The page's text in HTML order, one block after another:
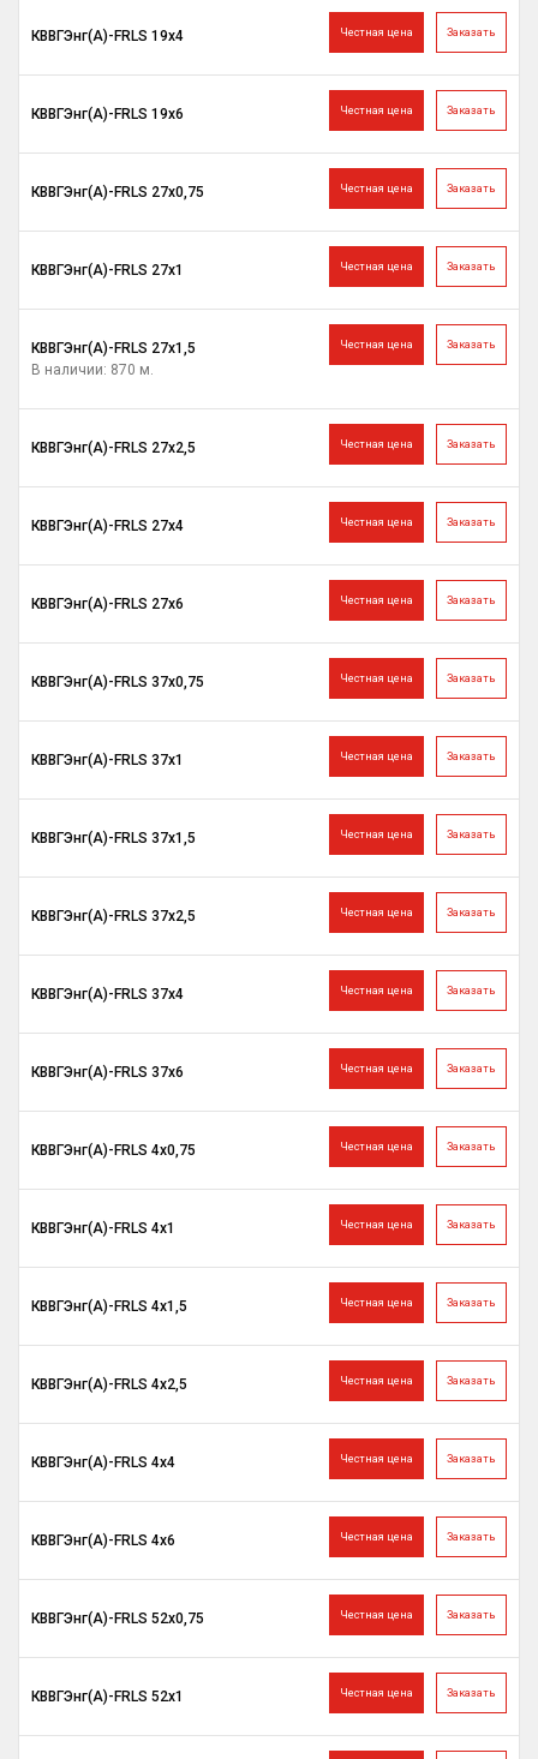
Заказать
Честная цена
КВВГЭнг(A)-FRLS 19х4
Заказать
Честная цена
КВВГЭнг(A)-FRLS 19х6
Заказать
Честная цена
КВВГЭнг(A)-FRLS 27х0,75
Заказать
Честная цена
КВВГЭнг(A)-FRLS 27х1
Заказать
Честная цена
КВВГЭнг(A)-FRLS 27х1,5
В наличии: 870 м.
Заказать
Честная цена
КВВГЭнг(A)-FRLS 27х2,5
Заказать
Честная цена
КВВГЭнг(A)-FRLS 27х4
Заказать
Честная цена
КВВГЭнг(A)-FRLS 27х6
Заказать
Честная цена
КВВГЭнг(A)-FRLS 37х0,75
Заказать
Честная цена
КВВГЭнг(A)-FRLS 37х1
Заказать
Честная цена
КВВГЭнг(A)-FRLS 37х1,5
Заказать
Честная цена
КВВГЭнг(A)-FRLS 37х2,5
Заказать
Честная цена
КВВГЭнг(A)-FRLS 37х4
Заказать
Честная цена
КВВГЭнг(A)-FRLS 37х6
Заказать
Честная цена
КВВГЭнг(A)-FRLS 4х0,75
Заказать
Честная цена
КВВГЭнг(A)-FRLS 4х1
Заказать
Честная цена
КВВГЭнг(A)-FRLS 4х1,5
Заказать
Честная цена
КВВГЭнг(A)-FRLS 4х2,5
Заказать
Честная цена
КВВГЭнг(A)-FRLS 4х4
Заказать
Честная цена
КВВГЭнг(A)-FRLS 4х6
Заказать
Честная цена
КВВГЭнг(A)-FRLS 52х0,75
Заказать
Честная цена
КВВГЭнг(A)-FRLS 52х1